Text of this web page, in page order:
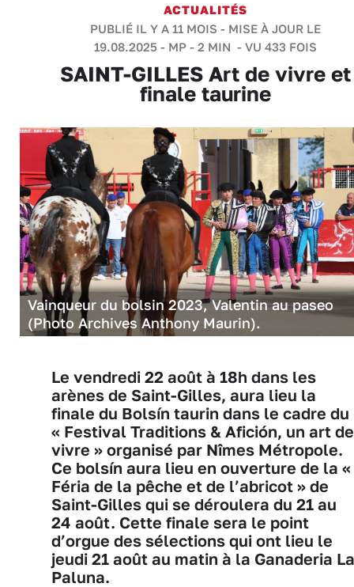
ACTUALITÉS
PUBLIÉ IL Y A 11 MOIS - MISE À JOUR LE
19.08.2025 - MP - 2 MIN - VU 433 FOIS
SAINT-GILLES Art de vivre et
finale taurine
Vainqueur du bolsin 2023, Valentin au paseo
(Photo Archives Anthony Maurin).
Le vendredi 22 août à 18h dans les
arènes de Saint-Gilles, aura lieu la
finale du Bolsín taurin dans le cadre du
« Festival Traditions & Afición, un art de
vivre » organisé par Nîmes Métropole.
Ce bolsín aura lieu en ouverture de la «
Féria de la pêche et de l’abricot » de
Saint-Gilles qui se déroulera du 21 au
24 août. Cette finale sera le point
d’orgue des sélections qui ont lieu le
jeudi 21 août au matin à la Ganaderia La
Paluna.